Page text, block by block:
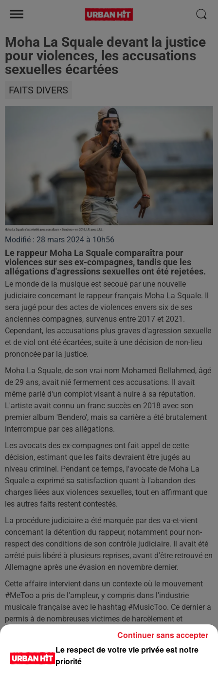
Moha La Squale devant la justice
pour violences, les accusations
sexuelles écartées
FAITS DIVERS
Modifié : 28 mars 2024 à 10h56
Le rappeur Moha La Squale comparaîtra pour
violences sur ses ex-compagnes, tandis que les
allégations d'agressions sexuelles ont été rejetées.
Le monde de la musique est secoué par une nouvelle
judiciaire concernant le rappeur français Moha La Squale. Il
sera jugé pour des actes de violences envers six de ses
anciennes compagnes, survenus entre 2017 et 2021.
Cependant, les accusations plus graves d'agression sexuelle
et de viol ont été écartées, suite à une décision de non-lieu
prononcée par la justice.
Moha La Squale, de son vrai nom Mohamed Bellahmed, âgé
de 29 ans, avait nié fermement ces accusations. Il avait
même parlé d'un complot visant à nuire à sa réputation.
L'artiste avait connu un franc succès en 2018 avec son
premier album 'Bendero', mais sa carrière a été brutalement
interrompue par ces allégations.
Les avocats des ex-compagnes ont fait appel de cette
décision, estimant que les faits devraient être jugés au
niveau criminel. Pendant ce temps, l'avocate de Moha La
Squale a exprimé sa satisfaction quant à l'abandon des
charges liées aux violences sexuelles, tout en affirmant que
les autres faits restent contestés.
La procédure judiciaire a été marquée par des va-et-vient
concernant la détention du rappeur, notamment pour non-
respect des conditions de son contrôle judiciaire. Il avait été
arrêté puis libéré à plusieurs reprises, avant d'être retrouvé en
Allemagne après une évasion en novembre dernier.
Cette affaire intervient dans un contexte où le mouvement
#MeToo a pris de l'ampleur, y compris dans l'industrie
musicale française avec le hashtag #MusicToo. Ce dernier a
permis à de nombreuses victimes de harcèlement et
d'agressions sexuelles de s'exprimer et de chercher justice.
LES DERNIÈRES NEWS Voir plus
Le respect de votre vie privée est notre
priorité
Continuer sans accepter